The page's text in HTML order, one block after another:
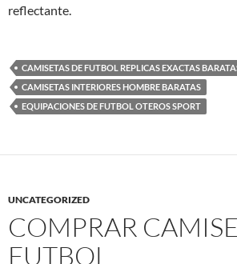
reflectante.
CAMISETAS DE FUTBOL REPLICAS EXACTAS
CAMISETAS INTERIORES HOMBRE BARATAS
EQUIPACIONES DE FUTBOL OTEROS SPORT
UNCATEGORIZED
COMPRAR
FUTBOL